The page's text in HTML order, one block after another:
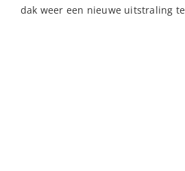
dak weer een nieuwe uitstraling